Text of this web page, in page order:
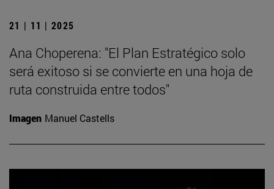
21 | 11 | 2025
Ana Choperena: "El Plan Estratégico solo
será exitoso si se convierte en una hoja de
ruta construida entre todos"
Imagen Manuel Castells